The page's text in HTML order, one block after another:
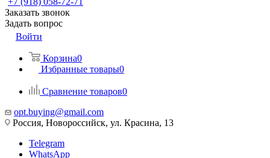
Заказать звонок
Задать вопрос
Войти
Корзина0
Избранные товары0
Сравнение товаров0
opt.buying@gmail.com
Россия, Новороссийск, ул. Красина, 13
Telegram
WhatsApp